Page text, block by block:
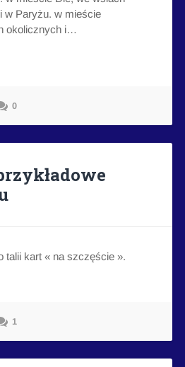
w Paryżu. w mieście
okolicznych i…
0
talii kart « na szczęście ».
1